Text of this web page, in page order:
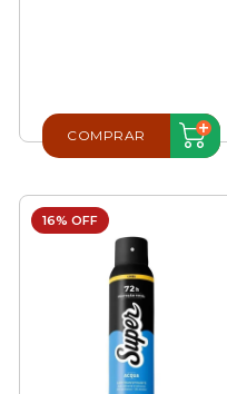
COMPRAR
16% OFF